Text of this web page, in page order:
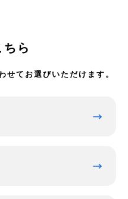
ら
せてお選びいただけます。